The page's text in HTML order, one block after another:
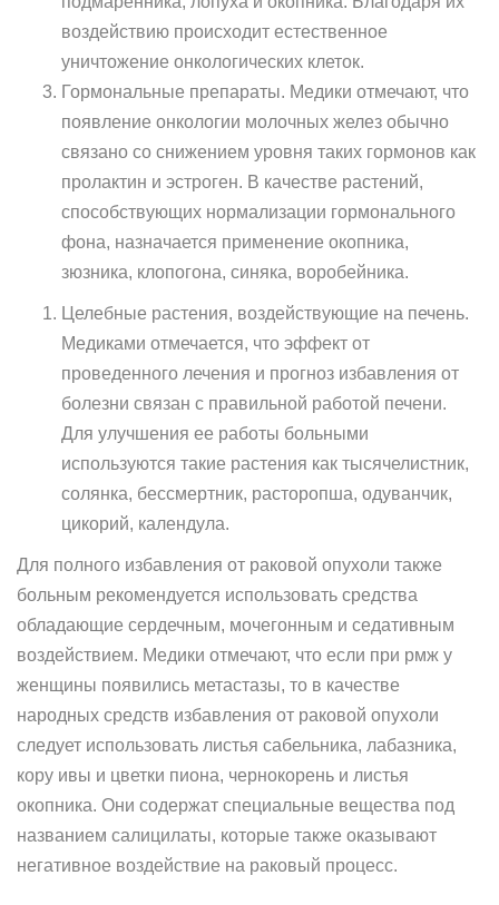
воздействию происходит естественное
уничтожение онкологических клеток.
Гормональные препараты. Медики отмечают, что
появление онкологии молочных желез обычно
связано со снижением уровня таких гормонов как
пролактин и эстроген. В качестве растений,
способствующих нормализации гормонального
фона, назначается применение окопника,
зюзника, клопогона, синяка, воробейника.
Целебные растения, воздействующие на печень.
Медиками отмечается, что эффект от
проведенного лечения и прогноз избавления от
болезни связан с правильной работой печени.
Для улучшения ее работы больными
используются такие растения как тысячелистник,
солянка, бессмертник, расторопша, одуванчик,
цикорий, календула.
Для полного избавления от раковой опухоли также
больным рекомендуется использовать средства
обладающие сердечным, мочегонным и седативным
воздействием. Медики отмечают, что если при рмж у
женщины появились метастазы, то в качестве
народных средств избавления от раковой опухоли
следует использовать листья сабельника, лабазника,
кору ивы и цветки пиона, чернокорень и листья
окопника. Они содержат специальные вещества под
названием салицилаты, которые также оказывают
негативное воздействие на раковый процесс.